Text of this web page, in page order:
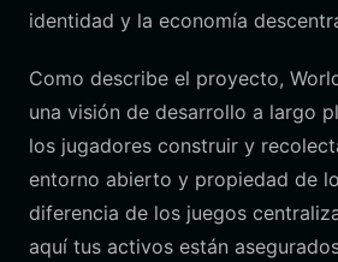
identidad y la economía
Como describe el proyecto,
una visión de desarrollo a largo
los jugadores construir y
entorno abierto y propiedad de
diferencia de los juegos
aquí tus activos están